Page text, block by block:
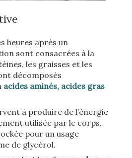
heures après un
sont consacrées à la
les graisses et les
décomposés
acides aminés, acides gras
à produire de l’énergie
utilisée par le corps,
pour un usage
de glycérol.